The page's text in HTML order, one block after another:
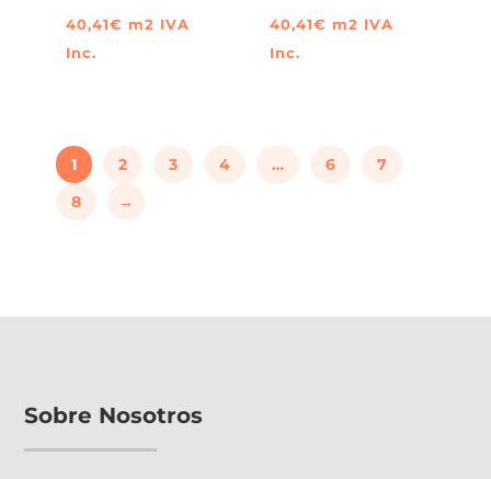
40,41€ m2 IVA
Inc.
40,41€ m2 IVA
Inc.
1 2 3 4 … 6
7
8
→
Sobre Nosotros